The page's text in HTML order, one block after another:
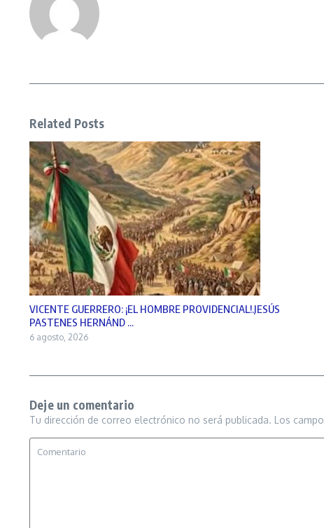
Related Posts
VICENTE GUERRERO: ¡EL HOMBRE PROVIDENCIAL!.JESÚS
PASTENES HERNÁND ...
6 agosto, 2026
Deje un comentario
Tu dirección de correo electrónico no será publicada. Los